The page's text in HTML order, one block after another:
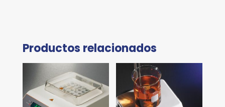
Productos relacionados